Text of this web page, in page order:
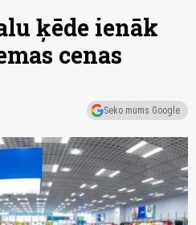
ķēde ienāk
cenas
Seko mums Google